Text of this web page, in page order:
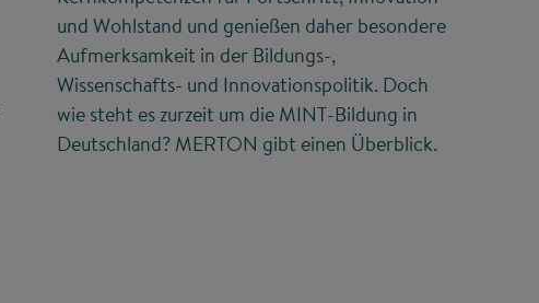
und Wohlstand und genießen daher besondere
Aufmerksamkeit in der Bildungs-,
Wissenschafts- und Innovationspolitik. Doch
wie steht es zurzeit um die MINT-Bildung in
Deutschland? MERTON gibt einen Überblick.